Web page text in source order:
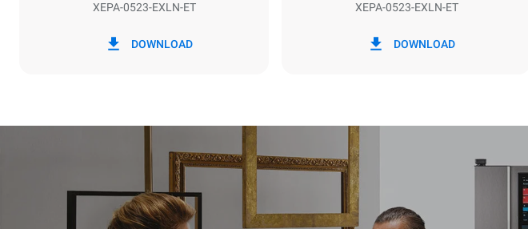
Рассчитано с учетом следующих
еженедельных циклов мойки (42 недели/год):
XEPA-0523-EXLN-ET
DOWNLOAD
XEPA-0523-EXLN-ET
DOWNLOAD